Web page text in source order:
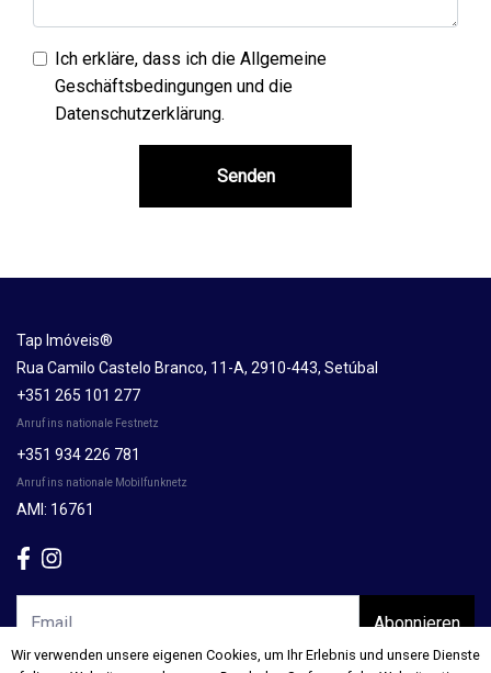
Wir verwenden unsere eigenen Cookies, um Ihr Erlebnis und unsere Dienste
Ich erkläre, dass ich die Allgemeine
Geschäftsbedingungen und die
Datenschutzerklärung.
Senden
Tap Imóveis®
Rua Camilo Castelo Branco, 11-A, 2910-443, Setúbal
+351 265 101 277
Anruf ins nationale Festnetz
+351 934 226 781
Anruf ins nationale Mobilfunknetz
AMI: 16761
Abonnieren
Wir verwenden unsere eigenen Cookies, um Ihr Erlebnis und unsere Dienste